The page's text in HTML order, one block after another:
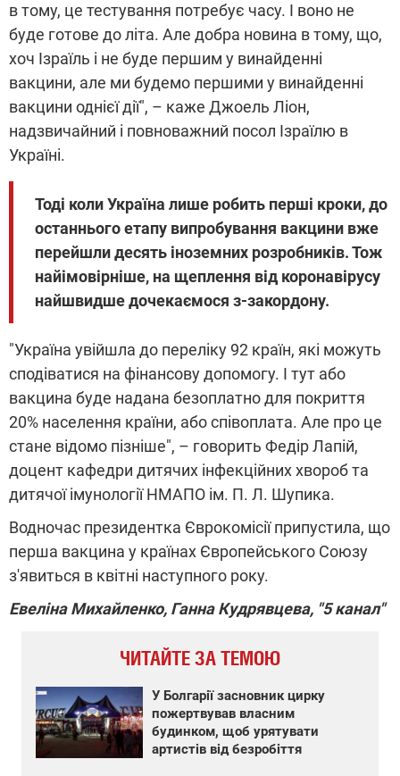
в тому, це тестування потребує часу. І воно не
буде готове до літа. Але добра новина в тому, що,
хоч Ізраїль і не буде першим у винайденні
вакцини, але ми будемо першими у винайденні
вакцини однієї дії", – каже Джоель Ліон,
надзвичайний і повноважний посол Ізраїлю в
Україні.
Тоді коли Україна лише робить перші кроки, до
останнього етапу випробування вакцини вже
перейшли десять іноземних розробників. Тож
найімовірніше, на щеплення від коронавірусу
найшвидше дочекаємося з-закордону.
"Україна увійшла до переліку 92 країн, які можуть
сподіватися на фінансову допомогу. І тут або
вакцина буде надана безоплатно для покриття
20% населення країни, або співоплата. Але про це
стане відомо пізніше", – говорить Федір Лапій,
доцент кафедри дитячих інфекційних хвороб та
дитячої імунології НМАПО ім. П. Л. Шупика.
Водночас президентка Єврокомісії припустила, що
перша вакцина у країнах Європейського Союзу
з'явиться в квітні наступного року.
Евеліна Михайленко, Ганна Кудрявцева, "5 канал"
ЧИТАЙТЕ ЗА ТЕМОЮ
У Болгарії засновник цирку
пожертвував власним
будинком, щоб урятувати
артистів від безробіття